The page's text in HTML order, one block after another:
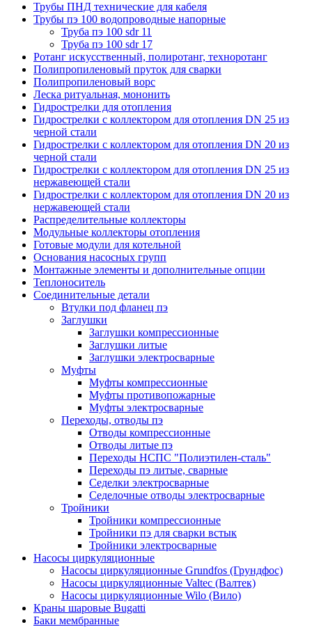
Трубы ПНД технические для кабеля
Трубы пэ 100 водопроводные напорные
Труба пэ 100 sdr 11
Труба пэ 100 sdr 17
Ротанг искусственный, полиротанг, техноротанг
Полипропиленовый пруток для сварки
Полипропиленовый ворс
Леска ритуальная, мононить
Гидрострелки для отопления
Гидрострелки с коллектором для отопления DN 25 из
черной стали
Гидрострелки с коллектором для отопления DN 20 из
черной стали
Гидрострелки с коллектором для отопления DN 25 из
нержавеющей стали
Гидрострелки с коллектором для отопления DN 20 из
нержавеющей стали
Распределительные коллекторы
Модульные коллекторы отопления
Готовые модули для котельной
Основания насосных групп
Монтажные элементы и дополнительные опции
Теплоноситель
Соединительные детали
Втулки под фланец пэ
Заглушки
Заглушки компрессионные
Заглушки литые
Заглушки электросварные
Муфты
Муфты компрессионные
Муфты противопожарные
Муфты электросварные
Переходы, отводы пэ
Отводы компрессионные
Отводы литые пэ
Переходы НСПС "Полиэтилен-сталь"
Переходы пэ литые, сварные
Седелки электросварные
Седелочные отводы электросварные
Тройники
Тройники компрессионные
Тройники пэ для сварки встык
Тройники электросварные
Насосы циркуляционные
Насосы циркуляционные Grundfos (Грундфос)
Насосы циркуляционные Valtec (Валтек)
Насосы циркуляционные Wilo (Вило)
Краны шаровые Bugatti
Баки мембранные